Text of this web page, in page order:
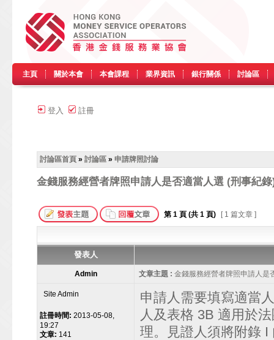
主頁 關於本會 本會課程 業界資訊 銀行關係 討論區
登入 註冊
討論區首頁 » 討論區 » 申請牌照討論
金錢服務經營者牌照申請人是否適當人選 (刑事紀
第 1 頁 (共 1 頁) [ 1 篇文章 ]
發表人
Admin 文章主題 : 金錢服務經營者牌照申請人是
Site Admin
註冊時間: 2013-05-08,
19:27
文章: 141
申請人需要填寫適當
人及表格 3B 適用於
理。見證人須將附錄